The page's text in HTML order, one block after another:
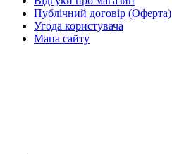
Публічний договір (Оферта)
Угода користувача
Мапа сайту